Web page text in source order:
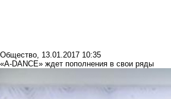
Общество, 13.01.2017 10:35
«A-DANCE» ждет пополнения в свои ряды